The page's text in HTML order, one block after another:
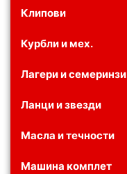
Клипови
Курбли и мех.
Лагери и семеринзи
Ланци и звезди
Масла и течности
Машина комплет